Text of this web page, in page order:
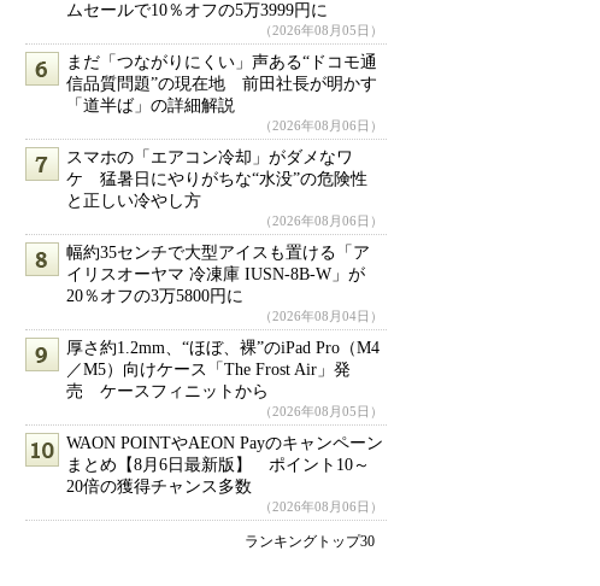
ムセールで10％オフの5万3999円に
（2026年08月05日）
まだ「つながりにくい」声ある“ドコモ通
信品質問題”の現在地 前田社長が明かす
「道半ば」の詳細解説
（2026年08月06日）
スマホの「エアコン冷却」がダメなワ
ケ 猛暑日にやりがちな“水没”の危険性
と正しい冷やし方
（2026年08月06日）
幅約35センチで大型アイスも置ける「ア
イリスオーヤマ 冷凍庫 IUSN-8B-W」が
20％オフの3万5800円に
（2026年08月04日）
厚さ約1.2mm、“ほぼ、裸”のiPad Pro（M4
／M5）向けケース「The Frost Air」発
売 ケースフィニットから
（2026年08月05日）
WAON POINTやAEON Payのキャンペーン
まとめ【8月6日最新版】 ポイント10～
20倍の獲得チャンス多数
（2026年08月06日）
ランキングトップ30